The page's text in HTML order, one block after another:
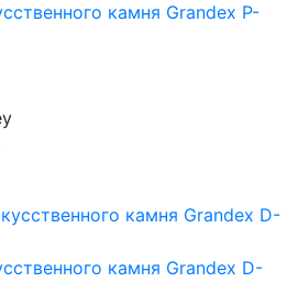
камня Grandex P-
камня Grandex D-